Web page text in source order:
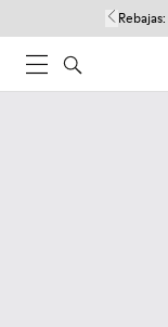
Rebajas: